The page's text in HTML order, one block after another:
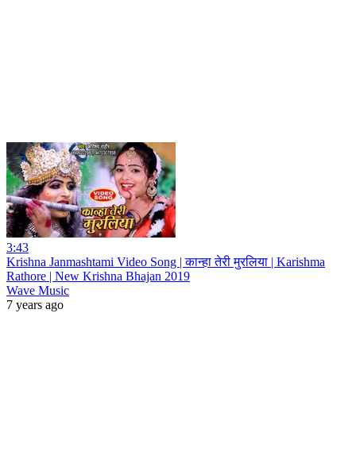
3:43
Krishna Janmashtami Video Song | कान्हा तेरी मुरलिया | Karishma
Rathore | New Krishna Bhajan 2019
Wave Music
7 years ago